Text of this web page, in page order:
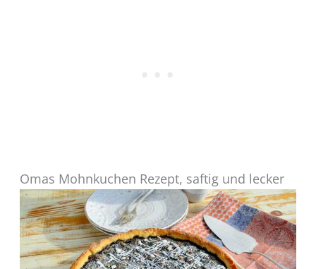
Omas Mohnkuchen Rezept, saftig und lecker